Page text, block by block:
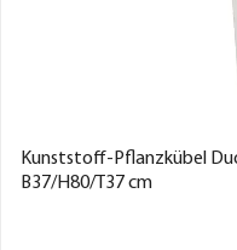
Kunststoff-Pflanzkübel
B37/H80/T37 cm